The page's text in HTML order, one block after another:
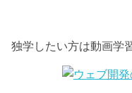
独学したい方は動画学